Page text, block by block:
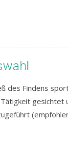
des Findens
gesichtet